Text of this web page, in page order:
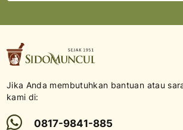
Jika Anda membutuhkan bantuan atau
kami di:
0817-9841-885